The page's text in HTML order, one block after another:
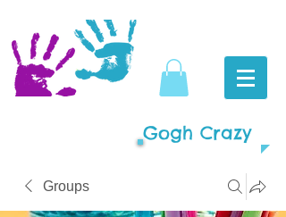
Gogh Crazy
Groups